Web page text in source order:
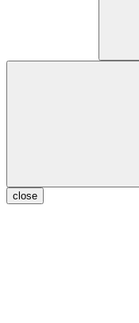
close